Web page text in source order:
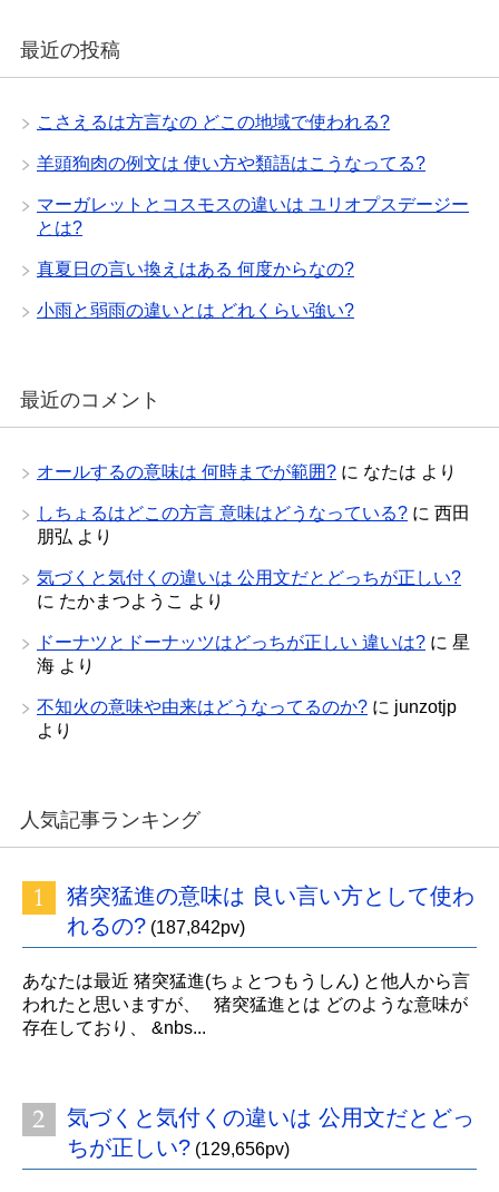
最近の投稿
こさえるは方言なの どこの地域で使われる?
羊頭狗肉の例文は 使い方や類語はこうなってる?
マーガレットとコスモスの違いは ユリオプスデージー
とは?
真夏日の言い換えはある 何度からなの?
小雨と弱雨の違いとは どれくらい強い?
最近のコメント
オールするの意味は 何時までが範囲? に なたは より
しちょるはどこの方言 意味はどうなっている? に 西田
朋弘 より
気づくと気付くの違いは 公用文だとどっちが正しい?
に たかまつようこ より
ドーナツとドーナッツはどっちが正しい 違いは? に 星
海 より
不知火の意味や由来はどうなってるのか? に junzotjp
より
人気記事ランキング
猪突猛進の意味は 良い言い方として使わ
れるの? (187,842pv)
あなたは最近 猪突猛進(ちょとつもうしん) と他人から言
われたと思いますが、 猪突猛進とは どのような意味が
存在しており、 &nbs...
気づくと気付くの違いは 公用文だとどっ
ちが正しい? (129,656pv)